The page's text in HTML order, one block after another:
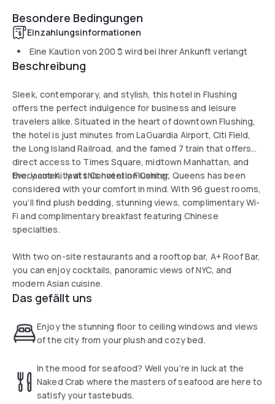
Besondere Bedingungen
Einzahlungsinformationen
Eine Kaution von200 $ wird bei Ihrer Ankunft verlangt
Beschreibung
Sleek, contemporary, and stylish, this hotel in Flushing
offers the perfect indulgence for business and leisure
travelers alike. Situated in the heart of downtown Flushing,
the hotel is just minutes from LaGuardia Airport, Citi Field,
the Long Island Railroad, and the famed 7 train that offers
direct access to Times Square, midtown Manhattan, and
the Jacob K. Javits Convention Center.
Every amenity at this hotel in Flushing, Queens has been
considered with your comfort in mind. With 96 guest rooms,
you’ll find plush bedding, stunning views, complimentary Wi-
Fi and complimentary breakfast featuring Chinese
specialties.
With two on-site restaurants and a rooftop bar, A+ Roof Bar,
you can enjoy cocktails, panoramic views of NYC, and
modern Asian cuisine.
Das gefällt uns
Enjoy the stunning floor to ceiling windows and views
of the city from your plush and cozy bed.
In the mood for seafood? Well you’re in luck at the
Naked Crab where the masters of seafood are here to
satisfy your tastebuds.